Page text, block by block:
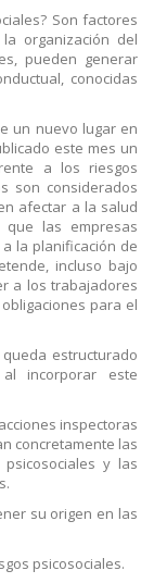
Son factores
organización del
pueden generar
conocidas
un nuevo lugar en
este mes un
a los riesgos
son considerados
afectar a la salud
que las empresas
la planificación de
incluso bajo
a los trabajadores
para el
estructurado
incorporar este
inspectoras
concretamente las
y las
su origen en las
psicosociales.